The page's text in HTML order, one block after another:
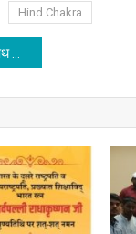
Hind Chakra
नहीं